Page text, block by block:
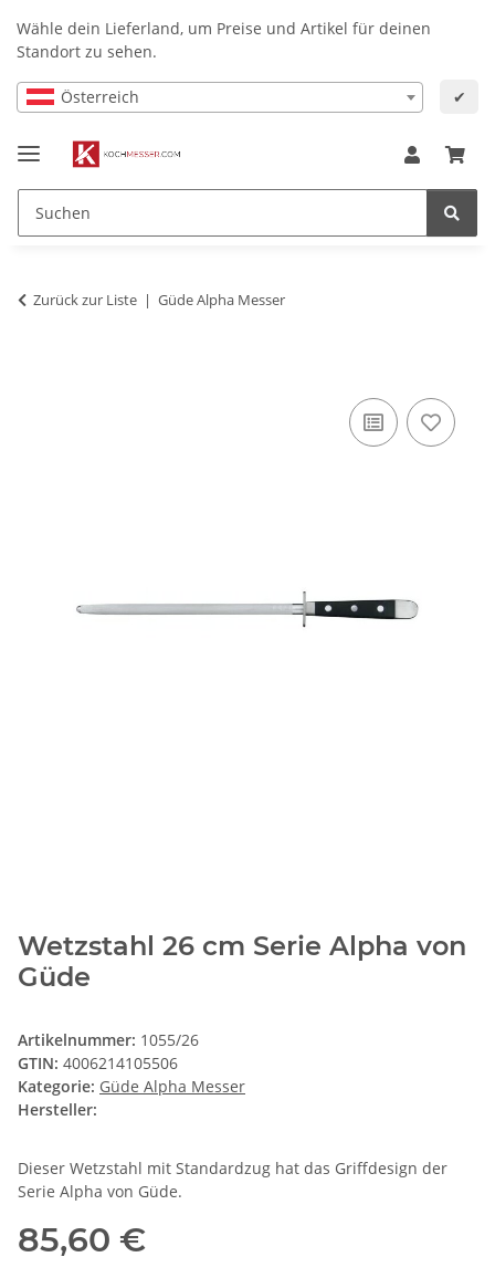
Wähle dein Lieferland, um Preise und Artikel für deinen
Standort zu sehen.
Österreich ✔
Zurück zur Liste Güde Alpha Messer
Wetzstahl 26 cm Serie Alpha von
Güde
Artikelnummer: 1055/26
GTIN: 4006214105506
Kategorie: Güde Alpha Messer
Hersteller:
Dieser Wetzstahl mit Standardzug hat das Griffdesign der
Serie Alpha von Güde.
85,60 €